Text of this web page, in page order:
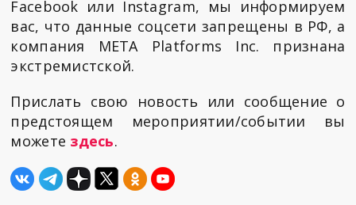
Facebook или Instagram, мы информируем
вас, что данные соцсети запрещены в РФ, а
компания META Platforms Inc. признана
экстремистской.
Прислать свою новость или сообщение о
предстоящем мероприятии/событии вы
можете здесь.